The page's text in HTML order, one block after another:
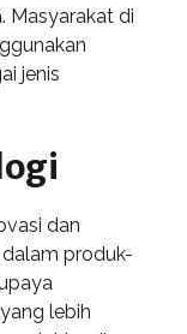
Masyarakat di
jenis
dan
produk-
lebih